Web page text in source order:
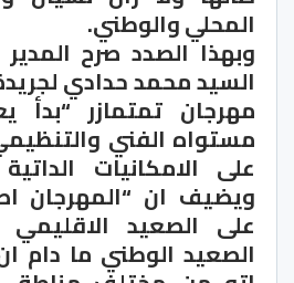
المحلي والوطني.
وبهذا الصدد صرح
السيد محمد حدادي
مهرجان تمتمازر
مستواه الفني
على الامكانيات
ويضيف ان “المهرجان
على الصعيد
الصعيد الوطني ما دام